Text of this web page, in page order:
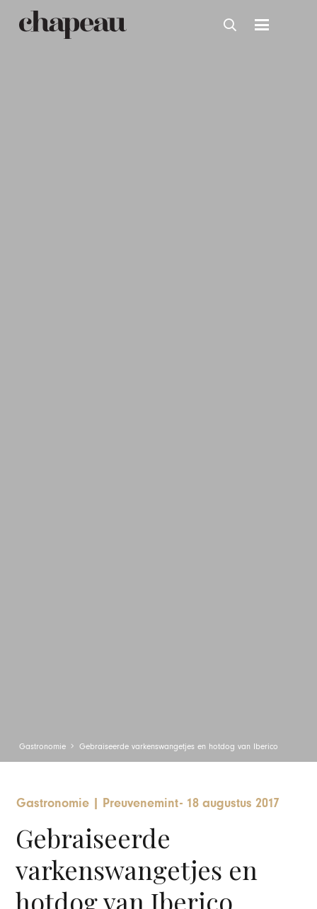
Gastronomie Gebraiseerde varkenswangetjes en hotdog van Iberico
Gastronomie | Preuvenemint- 18 augustus 2017
Gebraiseerde
varkenswangetjes en
hotdog van Iberico